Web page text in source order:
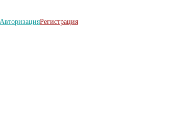
АвторизацияРегистрация